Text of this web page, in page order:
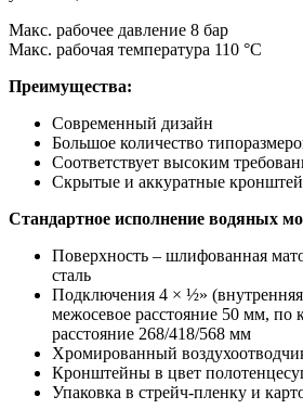
Макс. рабочее давление 8 бар
Макс. рабочая температура 110 °C
Преимущества:
Современный дизайн
Большое количество
Соответствует высоким
Скрытые и аккуратные
Стандартное исполнение водяных
Поверхность – шлифованная
сталь
Подключения 4 × ½» (внутренняя
межосевое расстояние 50 мм, по
расстояние 268/418/568 мм
Хромированный
Кронштейны в цвет
Упаковка в стрейч-пленку и